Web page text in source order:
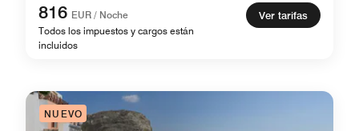
816 EUR / Noche
Todos los impuestos y cargos están
incluidos
Ver tarifas
NUEVO